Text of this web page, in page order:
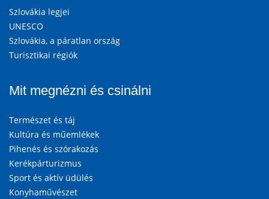
Szlovákia legjei
UNESCO
Szlovákia, a páratlan ország
Turisztikai régiók
Mit megnézni és csinálni
Természet és táj
Kultúra és műemlékek
Pihenés és szórakozás
Kerékpárturizmus
Sport és aktív üdülés
Konyhaművészet